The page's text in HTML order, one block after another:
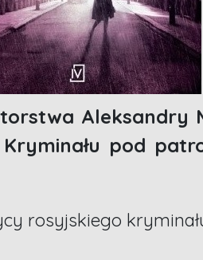
Aleksandry
pod
rosyjskiego